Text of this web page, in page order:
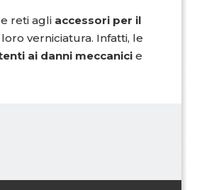
reti agli accessori per il
verniciatura. Infatti, le
ai danni meccanici e